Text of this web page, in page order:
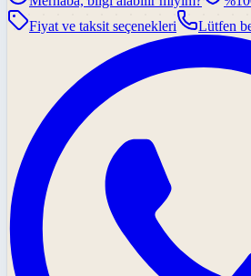
Fiyat ve taksit seçenekleri
Lütfen